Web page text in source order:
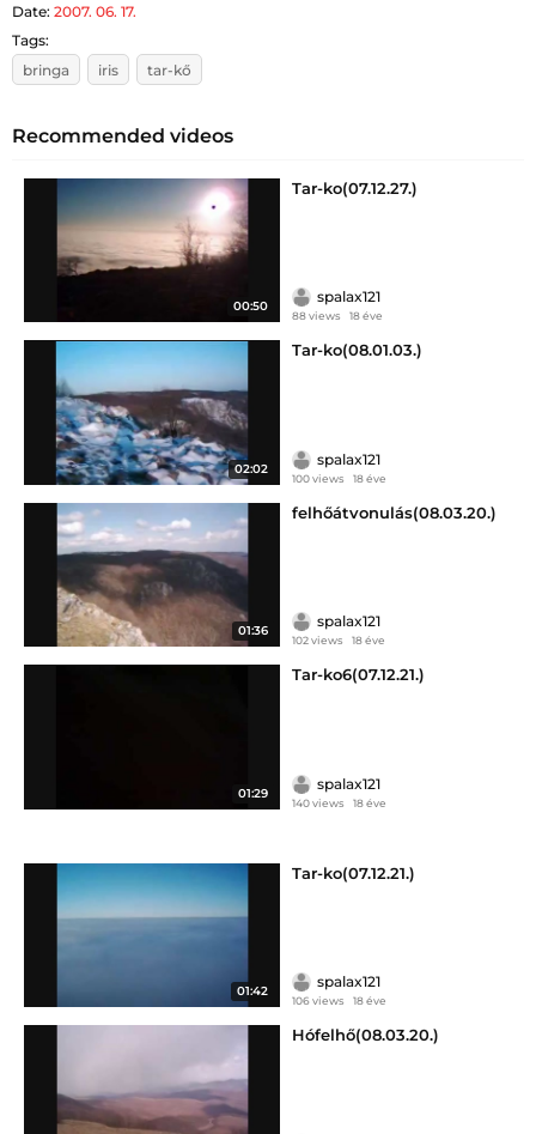
Date: 2007. 06. 17.
Tags:
bringa
iris tar-kő
Recommended videos
00:50
Tar-ko(07.12.27.)
spalax121
88 views 18 éve
02:02
Tar-ko(08.01.03.)
spalax121
100 views 18 éve
01:36
felhőátvonulás(08.03.20.)
spalax121
102 views 18 éve
01:29
Tar-ko6(07.12.21.)
spalax121
140 views 18 éve
01:42
Tar-ko(07.12.21.)
spalax121
106 views 18 éve
Hófelhő(08.03.20.)